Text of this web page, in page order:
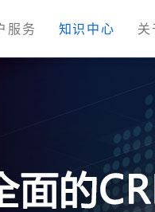
服务 知识中心 关